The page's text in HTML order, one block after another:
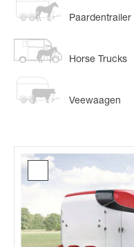
Paardentrailer
Horse Trucks
Veewaagen
Catalogus